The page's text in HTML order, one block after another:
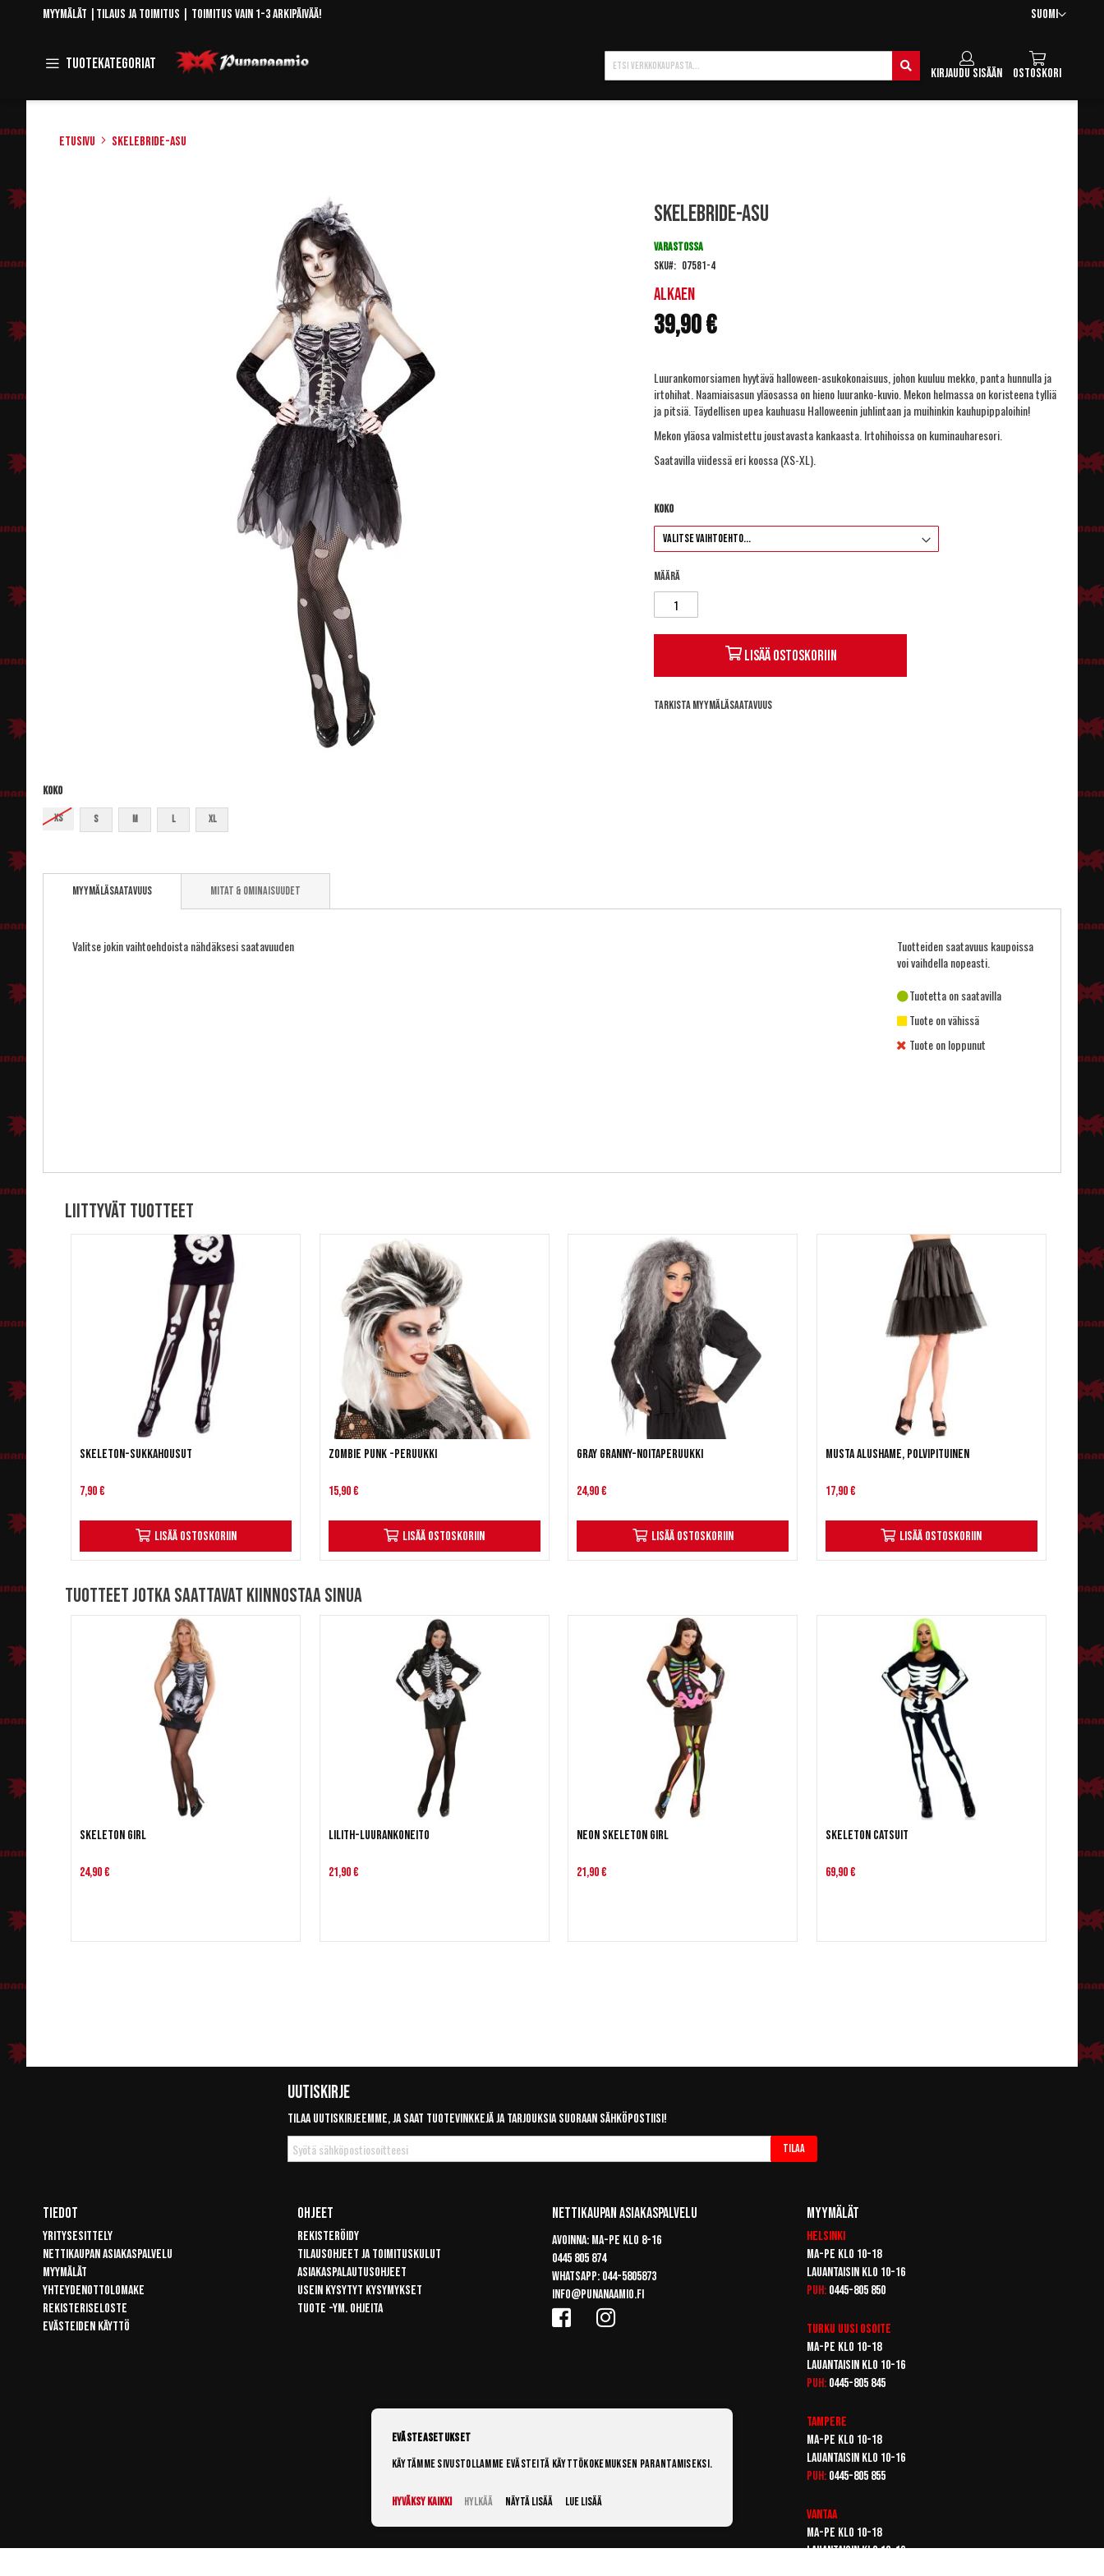
Skip
Kieli
Suomi
Myymälät Tilaus ja toimitus | Toimitus vain 1-3 arkipäivää!
Tuotekategoriat Toggle
Navigation
Ostoskori
Kirjaudu sisään
Hae
Etusivu Skelebride-asu
Koko
XS S M L XL
to
Skelebride-asu
Alkaen
39,90 €
VARASTOSSA
SKU
07581-4
Luurankomorsiamen hyytävä halloween-asukokonaisuus, johon kuuluu mekko, panta hunnulla ja
irtohihat. Naamiaisasun yläosassa on hieno luuranko-kuvio. Mekon helmassa on koristeena tylliä
ja pitsiä. Täydellisen upea kauhuasu Halloweenin juhlintaan ja muihinkin kauhupippaloihin!
Mekon yläosa valmistettu joustavasta kankaasta. Irtohihoissa on kuminauharesori.
Saatavilla viidessä eri koossa (XS-XL).
Koko
Määrä
Lisää ostoskoriin
Tarkista myymäläsaatavuus
Myymäläsaatavuus
Tuotteiden saatavuus kaupoissa
voi vaihdella nopeasti.
Tuotetta on saatavilla
Tuote on vähissä
Tuote on loppunut
Valitse jokin vaihtoehdoista nähdäksesi saatavuuden
Mitat & ominaisuudet
Liittyvät tuotteet
Skeleton-sukkahousut
7,90 €
Lisää ostoskoriin
Zombie Punk -peruukki
15,90 €
Lisää ostoskoriin
Gray Granny-noitaperuukki
24,90 €
Lisää ostoskoriin
Musta alushame, polvipituinen
17,90 €
Lisää ostoskoriin
Tuotteet jotka saattavat kiinnostaa sinua
Skeleton girl
24,90 €
Lilith-luurankoneito
21,90 €
Neon Skeleton Girl
21,90 €
Skeleton Catsuit
69,90 €
Uutiskirje
Tilaa uutiskirjeemme, ja saat tuotevinkkejä ja tarjouksia suoraan sähköpostiisi!
Tilaa
uutiskirje
Tilaa
Tiedot
Yritysesittely
Nettikaupan asiakaspalvelu
Myymälät
Yhteydenottolomake
Rekisteriseloste
Evästeiden käyttö
Ohjeet
Rekisteröidy
Tilausohjeet ja toimituskulut
Asiakaspalautusohjeet
Usein kysytyt kysymykset
Tuote -ym. ohjeita
Nettikaupan Asiakaspalvelu
Avoinna: Ma-pe klo 8-16
0445 805 874
Whatsapp: 044-5805873
info@punanaamio.fi
Myymälät
Helsinki
Ma-pe klo 10-18
Lauantaisin klo 10-16
Puh: 0445-805 850
Turku Uusi osoite
Ma-pe klo 10-18
Lauantaisin klo 10-16
Puh: 0445-805 845
Tampere
Ma-pe klo 10-18
Lauantaisin klo 10-16
Puh: 0445-805 855
Vantaa
Ma-pe klo 10-18
Lauantaisin klo 10-16
Evästeasetukset
Käytämme sivustollamme evästeitä käyttökokemuksen parantamiseksi.
Hyväksy kaikki Hylkää Näytä lisää Lue lisää